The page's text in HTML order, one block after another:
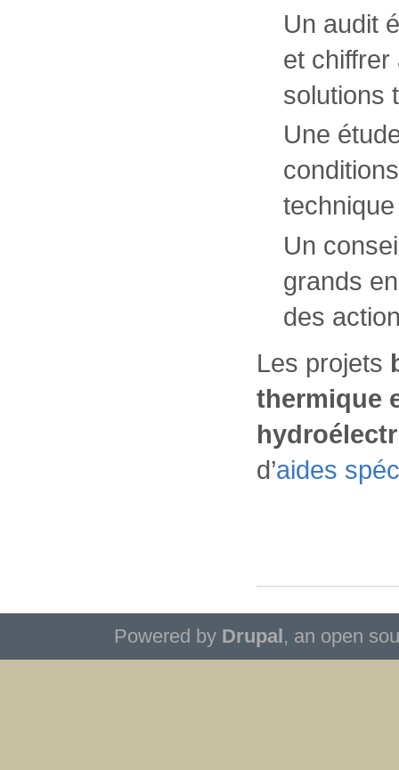
Un audit
et chiffrer
solutions
Une
Un
grands
des
Les projets
thermique
d’aides
Powered by Drupal, an open